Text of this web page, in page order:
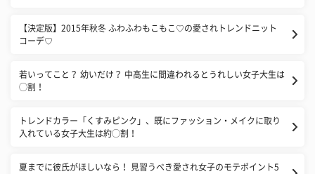
【決定版】2015年秋冬 ふわふわもこもこ♡の愛されトレンドニット
コーデ♡
若いってこと？ 幼いだけ？ 中高生に間違われるとうれしい女子大生は
◯割！
トレンドカラー「くすみピンク」、既にファッション・メイクに取り
入れている女子大生は約◯割！
夏までに彼氏がほしいなら！ 見習うべき愛され女子のモテポイント5